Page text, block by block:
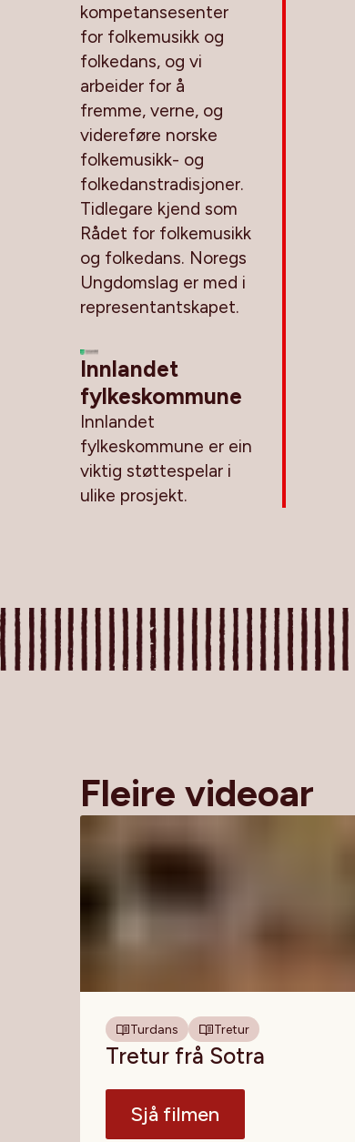
kompetansesenter
for folkemusikk og
folkedans, og vi
arbeider for å
fremme, verne, og
videreføre norske
folkemusikk- og
folkedanstradisjoner.
Tidlegare kjend som
Rådet for folkemusikk
og folkedans. Noregs
Ungdomslag er med i
representantskapet.
Innlandet
fylkeskommune
Innlandet
fylkeskommune er ein
viktig støttespelar i
ulike prosjekt.
Fleire videoar
Turdans Tretur
Tretur frå Sotra
Sjå filmen